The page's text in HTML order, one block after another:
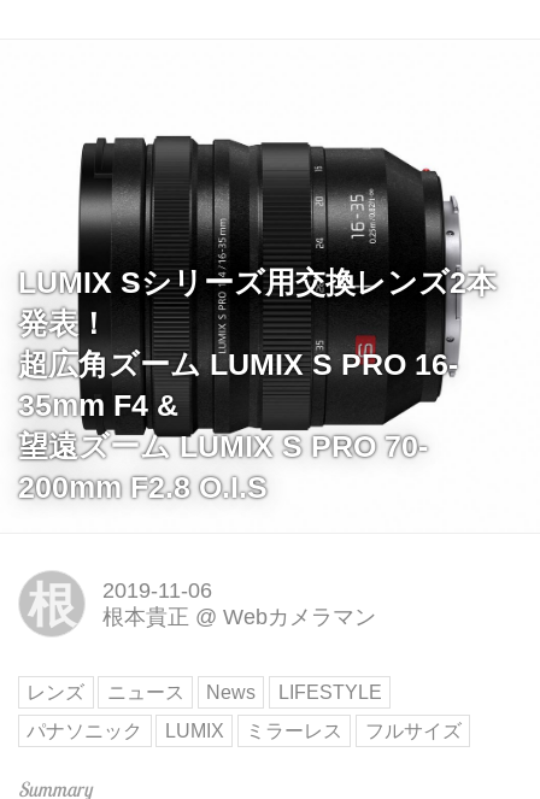
LUMIX Sシリーズ用交換レンズ2本
発表！
超広角ズーム LUMIX S PRO 16-
35mm F4 &
望遠ズーム LUMIX S PRO 70-
200mm F2.8 O.I.S
根
2019-11-06
根本貴正 @ Webカメラマン
レンズ ニュース News
LIFESTYLE
パナソニック
LUMIX ミラーレス フルサイズ